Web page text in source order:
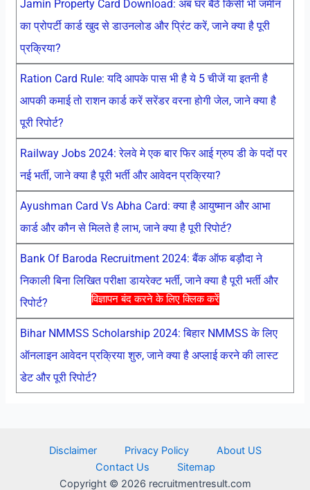
विज्ञापन बंद करने के लिए क्लिक करें
Jamin Property Card Download: अब घर बैठे किसी भी जमीन
का प्रोपर्टी कार्ड खुद से डाउनलोड और प्रिंट करें, जाने क्या है पूरी
प्रक्रिया?
Ration Card Rule: यदि आपके पास भी है ये 5 चीजें या इतनी है
आपकी कमाई तो राशन कार्ड करें सरेंडर वरना होगी जेल, जाने क्या है
पूरी रिपोर्ट?
Railway Jobs 2024: रेलवे मे एक बार फिर आई ग्रुप डी के पदों पर
नई भर्ती, जाने क्या है पूरी भर्ती और आवेदन प्रक्रिया?
Ayushman Card Vs Abha Card: क्या है आयुष्मान और आभा
कार्ड और कौन से मिलते है लाभ, जाने क्या है पूरी रिपोर्ट?
Bank Of Baroda Recruitment 2024: बैंक ऑफ बड़ौदा ने
निकाली बिना लिखित परीक्षा डायरेक्ट भर्ती, जाने क्या है पूरी भर्ती और
रिपोर्ट?
Bihar NMMSS Scholarship 2024: बिहार NMMSS के लिए
ऑनलाइन आवेदन प्रक्रिया शुरु, जाने क्या है अप्लाई करने की लास्ट
डेट और पूरी रिपोर्ट?
Disclaimer Privacy Policy
About US
Contact Us
Sitemap
Copyright © 2026 recruitmentresult.com